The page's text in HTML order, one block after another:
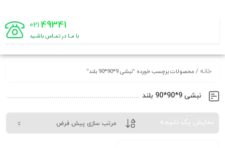
49341
021
با مـا در تمـاس باشـید
خانه / محصولات برچسب خورده “نبشی 9*90*90 بلند”
نبشی 9*90*90 بلند
نمایش یک نتیجه